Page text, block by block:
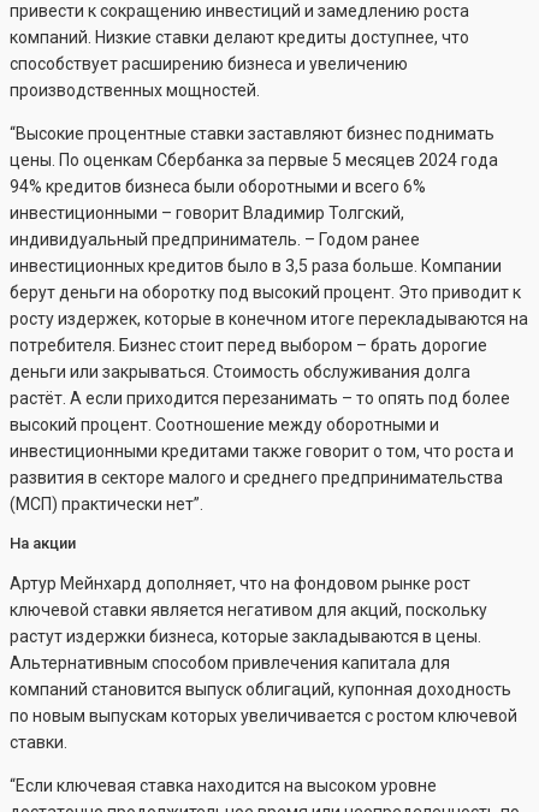
привести к сокращению инвестиций и замедлению роста
компаний. Низкие ставки делают кредиты доступнее, что
способствует расширению бизнеса и увеличению
производственных мощностей.
“Высокие процентные ставки заставляют бизнес поднимать
цены. По оценкам Сбербанка за первые 5 месяцев 2024 года
94% кредитов бизнеса были оборотными и всего 6%
инвестиционными – говорит Владимир Толгский,
индивидуальный предприниматель. – Годом ранее
инвестиционных кредитов было в 3,5 раза больше. Компании
берут деньги на оборотку под высокий процент. Это приводит к
росту издержек, которые в конечном итоге перекладываются на
потребителя. Бизнес стоит перед выбором – брать дорогие
деньги или закрываться. Стоимость обслуживания долга
растёт. А если приходится перезанимать – то опять под более
высокий процент. Соотношение между оборотными и
инвестиционными кредитами также говорит о том, что роста и
развития в секторе малого и среднего предпринимательства
(МСП) практически нет”.
На акции
Артур Мейнхард дополняет, что на фондовом рынке рост
ключевой ставки является негативом для акций, поскольку
растут издержки бизнеса, которые закладываются в цены.
Альтернативным способом привлечения капитала для
компаний становится выпуск облигаций, купонная доходность
по новым выпускам которых увеличивается с ростом ключевой
ставки.
“Если ключевая ставка находится на высоком уровне